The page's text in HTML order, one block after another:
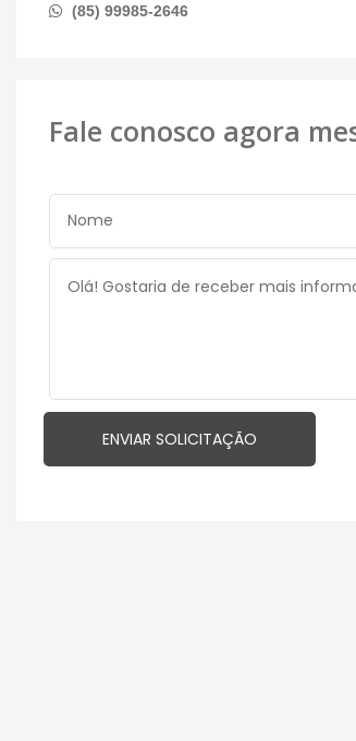
(85) 99985-2646
Fale conosco agora